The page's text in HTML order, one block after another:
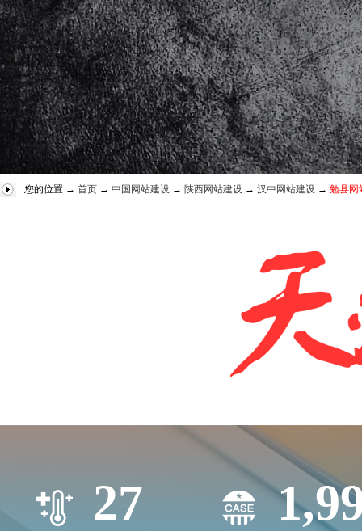
您的位置 → 首页 → 中国网站建设 → 陕西网站建设 → 汉中网站建设 → 勉县网
27